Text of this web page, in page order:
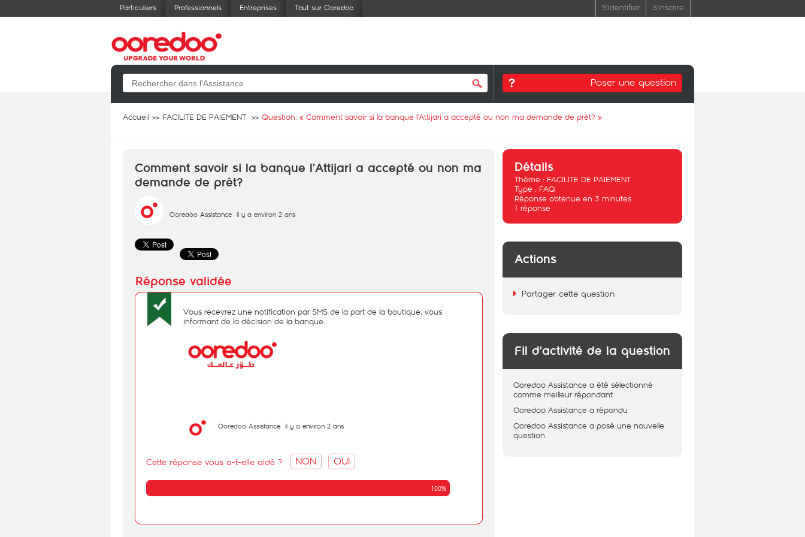
Particuliers Professionnels Entreprises Tout sur Ooredoo S'identifier S'inscrire
Poser une question
Accueil FACILITE DE PAIEMENT Question: « Comment savoir si la banque l’Attijari a accepté ou non ma demande de prêt? »
Comment savoir si la banque l’Attijari a accepté ou non ma
demande de prêt?
Ooredoo Assistance il y a environ 2 ans
Vous recevrez une notification par SMS de la part de la boutique, vous
informant de la décision de la banque.
Ooredoo Assistance il y a environ 2 ans
Cette réponse vous a-t-elle aidé ? NON OUI
100%
Détails
Thème : FACILITE DE PAIEMENT
Type : FAQ
Réponse obtenue en 3 minutes
1 réponse
Actions
Partager cette question
Fil d'activité de la question
Ooredoo Assistance a été sélectionné
comme meilleur répondant
Ooredoo Assistance a répondu
Ooredoo Assistance a posé une nouvelle
question